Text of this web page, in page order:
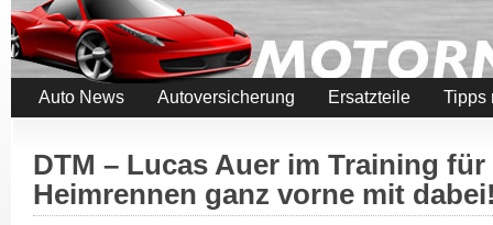
Auto News Autoversicherung Ersatzteile Tipps
DTM – Lucas Auer im Training für
Heimrennen ganz vorne mit